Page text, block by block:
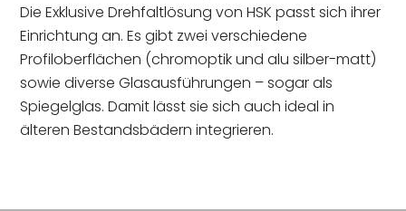
Die Exklusive Drehfaltlösung von HSK passt sich ihrer
Einrichtung an. Es gibt zwei verschiedene
Profiloberflächen (chromoptik und alu silber-matt)
sowie diverse Glasausführungen – sogar als
Spiegelglas. Damit lässt sie sich auch ideal in
älteren Bestandsbädern integrieren.